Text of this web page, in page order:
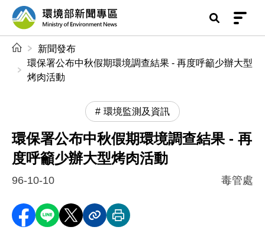
前往中央內容區塊
環境部新聞專區
新聞發布
環保署公布中秋假期環境調查結果 - 再度呼籲少辦大型
烤肉活動
環境監測及資訊
環保署公布中秋假期環境調查結果 - 再
度呼籲少辦大型烤肉活動
96-10-10 毒管處
分享至 Facebook
分享到 LINE
分享到 X分享內容連結
列印本頁